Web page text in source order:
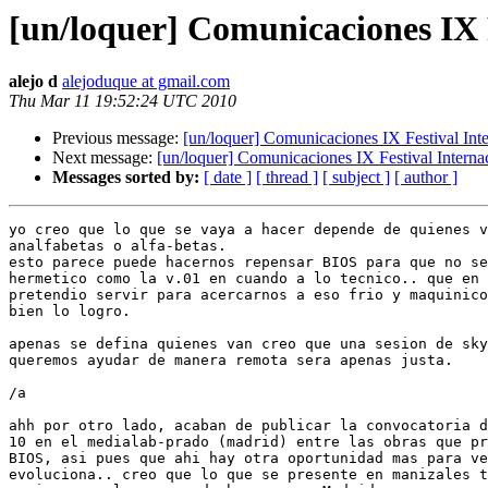
[un/loquer] Comunicaciones
alejo d alejoduque at gmail.com
Thu Mar 11 19:52:24 UTC 2010
Previous message: [un/loquer] Comunicaciones IX Festival
Next message: [un/loquer] Comunicaciones IX Festival
Messages sorted by: [ date ] [ thread ] [ subject ] [ author ]
yo creo que lo que se vaya a hacer depende de
analfabetas o alfa-betas.
esto parece puede hacernos repensar BIOS para que no
hermetico como la v.01 en cuando a lo tecnico.. que en
pretendio servir para acercarnos a eso frio y
bien lo logro.
apenas se defina quienes van creo que una sesion de
queremos ayudar de manera remota sera apenas justa.
/a
ahh por otro lado, acaban de publicar la convocatoria
10 en el medialab-prado (madrid) entre las obras que
BIOS, asi pues que ahi hay otra oportunidad mas para
evoluciona.. creo que lo que se presente en manizales